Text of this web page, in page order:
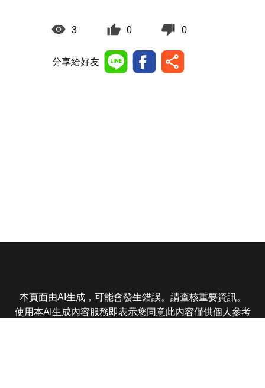
3 0 0
分享給好友
本頁面由AI生成，可能會發生錯誤。請查核重要資訊。
使用本AI生成內容服務即表示您同意此內容僅供個人參考